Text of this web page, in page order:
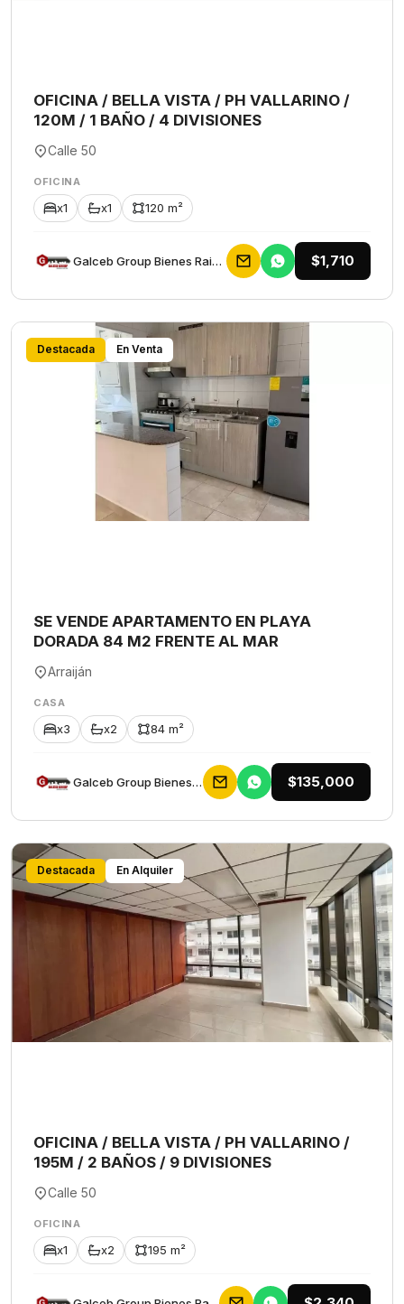
OFICINA / BELLA VISTA / PH VALLARINO /
120M / 1 BAÑO / 4 DIVISIONES
Calle 50
OFICINA
x1 x1 120 m²
Galceb Group Bienes Raices $1,710
Destacada En Venta
SE VENDE APARTAMENTO EN PLAYA
DORADA 84 M2 FRENTE AL MAR
Arraiján
CASA
x3 x2 84 m²
Galceb Group Bienes Raices $135,000
Destacada En Alquiler
OFICINA / BELLA VISTA / PH VALLARINO /
195M / 2 BAÑOS / 9 DIVISIONES
Calle 50
OFICINA
x1 x2 195 m²